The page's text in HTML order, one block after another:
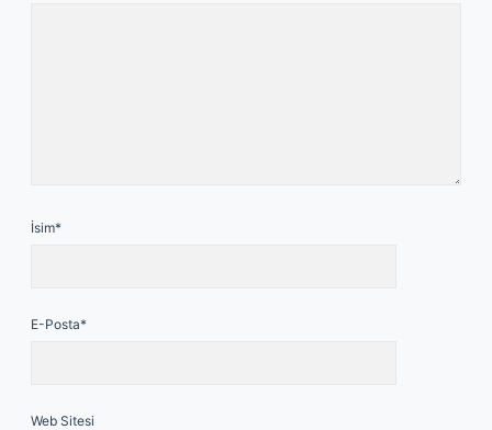
İsim*
E-Posta*
Web Sitesi